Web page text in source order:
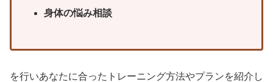
身体の悩み相談
を行いあなたに合ったトレーニング方法やプランを紹介し